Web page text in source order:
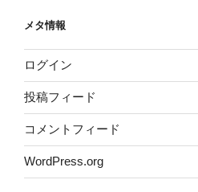
メタ情報
ログイン
投稿フィード
コメントフィード
WordPress.org